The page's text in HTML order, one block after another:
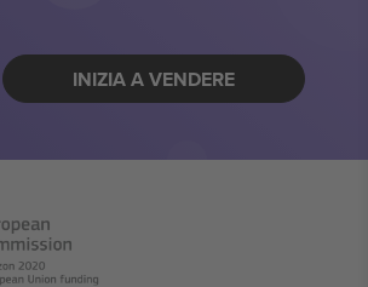
INIZIA A VENDERE